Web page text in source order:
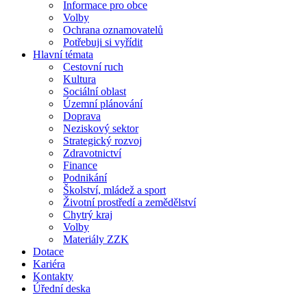
Informace pro obce
Volby
Ochrana oznamovatelů
Potřebuji si vyřídit
Hlavní témata
Cestovní ruch
Kultura
Sociální oblast
Územní plánování
Doprava
Neziskový sektor
Strategický rozvoj
Zdravotnictví
Finance
Podnikání
Školství, mládež a sport
Životní prostředí a zemědělství
Chytrý kraj
Volby
Materiály ZZK
Dotace
Kariéra
Kontakty
Úřední deska